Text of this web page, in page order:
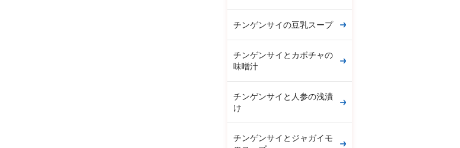
チンゲンサイの豆乳スープ
チンゲンサイとカボチャの
味噌汁
チンゲンサイと人参の浅漬
け
チンゲンサイとジャガイモ